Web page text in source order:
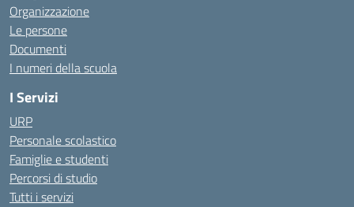
Organizzazione
Le persone
Documenti
I numeri della scuola
I Servizi
URP
Personale scolastico
Famiglie e studenti
Percorsi di studio
Tutti i servizi